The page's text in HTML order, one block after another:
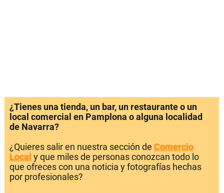
¿Tienes una tienda, un bar, un restaurante o un
local comercial en Pamplona o alguna localidad
de Navarra?
¿Quieres salir en nuestra sección de Comercio
Local y que miles de personas conozcan todo lo
que ofreces con una noticia y fotografías hechas
por profesionales?